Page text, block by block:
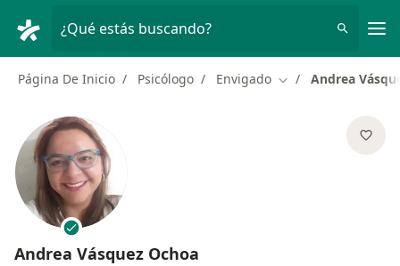
¿Qué estás buscando?
Página De Inicio Psicólogo Envigado Cambiar de ciudad
Andrea
Andrea Vásquez Ochoa